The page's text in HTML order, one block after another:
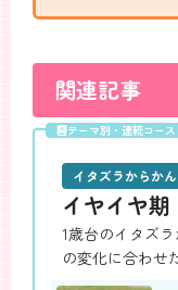
関連記事
テーマ別・連続コース
イタズラからか
イヤイヤ
1歳台のイタズ
の変化に合わせ